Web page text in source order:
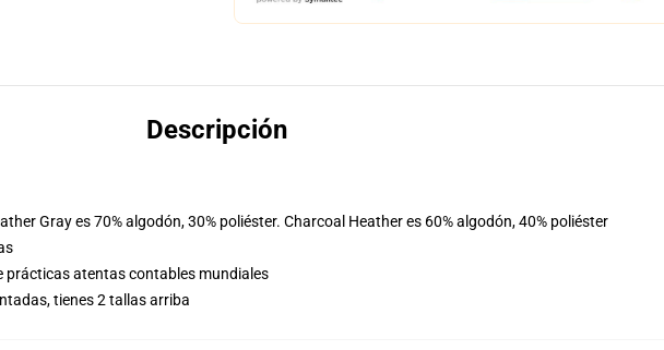
Descripción
Gray es 70% algodón, 30% poliéster. Charcoal Heather es 60% algodón, 40% poliéster
prácticas atentas contables mundiales
tienes 2 tallas arriba